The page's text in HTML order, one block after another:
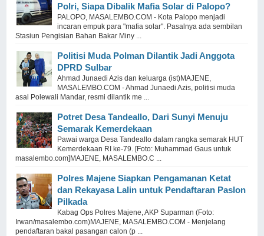
Polri, Siapa Dibalik Mafia Solar di Palopo?
PALOPO, MASALEMBO.COM - Kota Palopo menjadi
incaran empuk para "mafia solar". Pasalnya ada sembilan
Stasiun Pengisian Bahan Bakar Miny ...
Politisi Muda Polman Dilantik Jadi Anggota
DPRD Sulbar
Ahmad Junaedi Azis dan keluarga (ist)MAJENE,
MASALEMBO.COM - Ahmad Junaedi Azis, politisi muda
asal Polewali Mandar, resmi dilantik me ...
Potret Desa Tandeallo, Dari Sunyi Menuju
Semarak Kemerdekaan
Pawai warga Desa Tandeallo dalam rangka semarak HUT
Kemerdekaan RI ke-79. [Foto: Muhammad Gaus untuk
masalembo.com]MAJENE, MASALEMBO.C ...
Polres Majene Siapkan Pengamanan Ketat
dan Rekayasa Lalin untuk Pendaftaran Paslon
Pilkada
Kabag Ops Polres Majene, AKP Suparman (Foto:
Irwan/masalembo.com)MAJENE, MASALEMBO.COM - Menjelang
pendaftaran bakal pasangan calon (p ...